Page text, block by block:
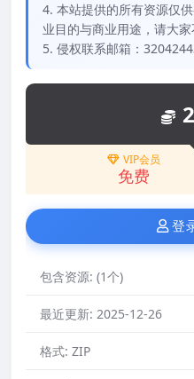
4. 本站提供的所有资源仅
业目的与商业用途，请大家
5. 侵权联系邮箱：
VIP会员
免费
登
包含资源: (1个)
最近更新: 2025-12-26
格式: ZIP